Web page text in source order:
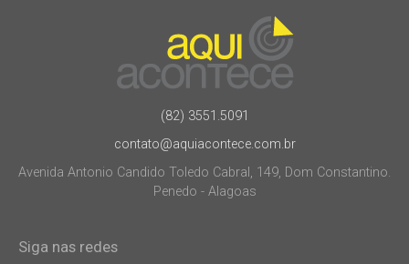
(82) 3551.5091
contato@aquiacontece.com.br
Avenida Antonio Candido Toledo Cabral, 149, Dom Constantino.
Penedo - Alagoas
Siga nas redes